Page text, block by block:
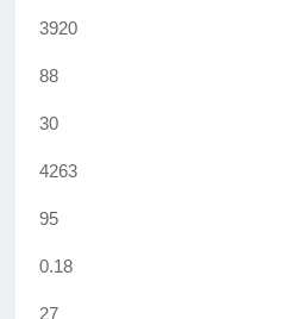
3920
88
30
4263
95
0.18
27